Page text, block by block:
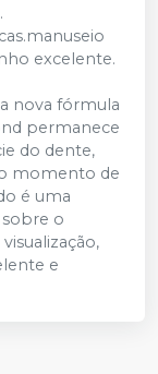
excelente.
nova fórmula
permanece
do dente,
momento de
é uma
o
e